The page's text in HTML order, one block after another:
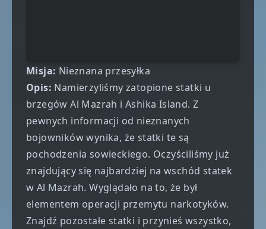
Misja: Nieznana przesyłka
Opis: Namierzyliśmy zatopione statki u
brzegów Al Mazrah i Ashika Island. Z
pewnych informacji od nieznanych
bojowników wynika, że statki te są
pochodzenia sowieckiego. Oczyściliśmy już
znajdujący się najbardziej na wschód statek
w Al Mazrah. Wyglądało na to, że był
elementem operacji przemytu narkotyków.
Znajdź pozostałe statki i przynieś wszystko,